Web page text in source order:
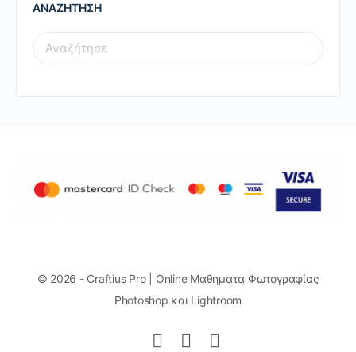
ΑΝΑΖΗΤΗΣΗ
SEARCH
FOR:
© 2026 - Craftius Pro | Online Μαθηματα Φωτογραφίας
Photoshop και Lightroom